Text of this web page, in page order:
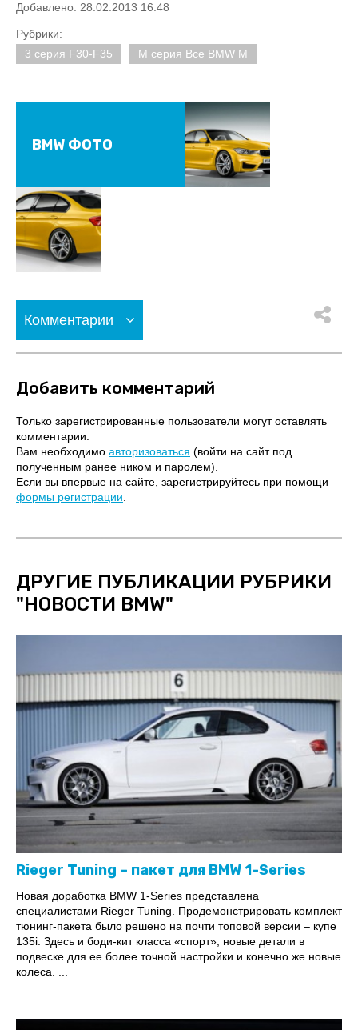
Добавлено: 28.02.2013 16:48
Рубрики:
3 серия F30-F35
M серия Все BMW M
BMW ФОТО
Комментарии
Добавить комментарий
Только зарегистрированные пользователи могут оставлять
комментарии.
Вам необходимо авторизоваться (войти на сайт под
полученным ранее ником и паролем).
Если вы впервые на сайте, зарегистрируйтесь при помощи
формы регистрации
ДРУГИЕ ПУБЛИКАЦИИ РУБРИКИ
"НОВОСТИ BMW"
Rieger Tuning – пакет для BMW 1-Series
Новая доработка BMW 1-Series представлена
специалистами Rieger Tuning. Продемонстрировать комплект
тюнинг-пакета было решено на почти топовой версии – купе
135i. Здесь и боди-кит класса «спорт», новые детали в
подвеске для ее более точной настройки и конечно же новые
колеса. ...